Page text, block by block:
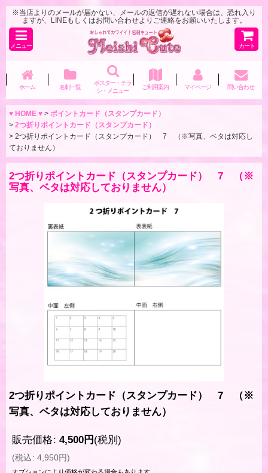
※当店よりのメールが届かない、メールの返信が遅れない場合は、恐れ入り
ますが、LINEもしくはお問い合わせよりご連絡をお願いいたします。
メニュー カート
ホーム 名刺一覧
ポスター・チラ
シ・メニュー
ご利用案内 マイページ 問い合わせ
♥ HOME ♥ > ポイントカード（スタンプカード）
> 2つ折りポイントカード（スタンプカード）
> 2つ折りポイントカード（スタンプカード） 7 （※写真、ベタは対応し
ておりません）
2つ折りポイントカード（スタンプカード） 7 （※
写真、ベタは対応しておりません）
2つ折りポイントカード（スタンプカード） 7 （※
写真、ベタは対応しておりません）
販売価格: 4,500円 (税別)
(税込: 4,950円)